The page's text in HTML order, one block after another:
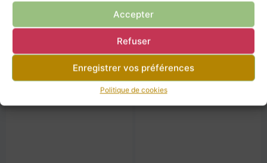
Accepter
Refuser
Enregistrer vos préférences
Politique de cookies